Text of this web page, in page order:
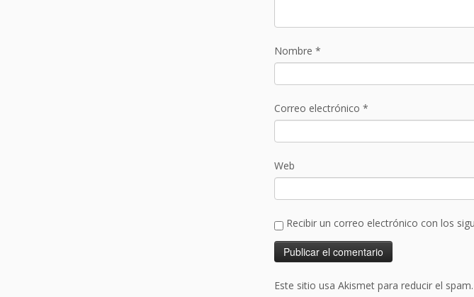
Nombre *
Correo electrónico *
Web
Recibir un correo electrónico con los
Este sitio usa Akismet para reducir el spam.